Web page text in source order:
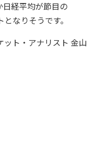
経平均が節目の
なりそうです。
ト・アナリスト 金山